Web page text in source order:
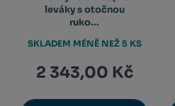
leváky s otočnou
ruko...
2 343,00 Kč
SKLADEM MÉNĚ NEŽ 5 KS